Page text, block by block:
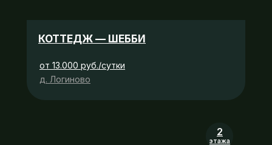
этажа
2
КОТТЕДЖ — ШЕББИ
от 13.000 руб./сутки
д. Логиново